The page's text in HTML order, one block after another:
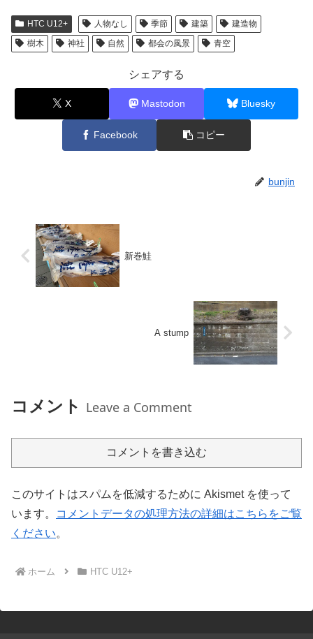
HTC U12+ 人物なし 季節 建築
建造物
樹木
神社 自然 都会の風景 青空
シェアする
X Mastodon Bluesky
Facebook コピー
bunjin
新巻鮭
A stump
コメント Leave a Comment
コメントを書き込む
このサイトはスパムを低減するために Akismet を使って
います。
コメントデータの処理方法の詳細はこちらをご覧
ください。
ホーム HTC U12+